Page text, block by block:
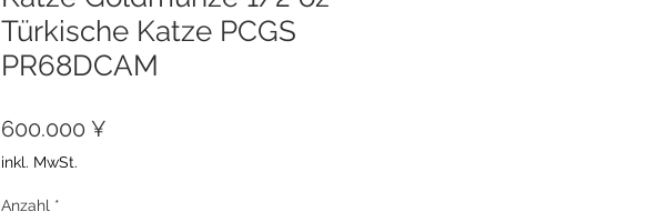
Türkische Katze PCGS
PR68DCAM
600.000 ¥
inkl. MwSt.
Anzahl *